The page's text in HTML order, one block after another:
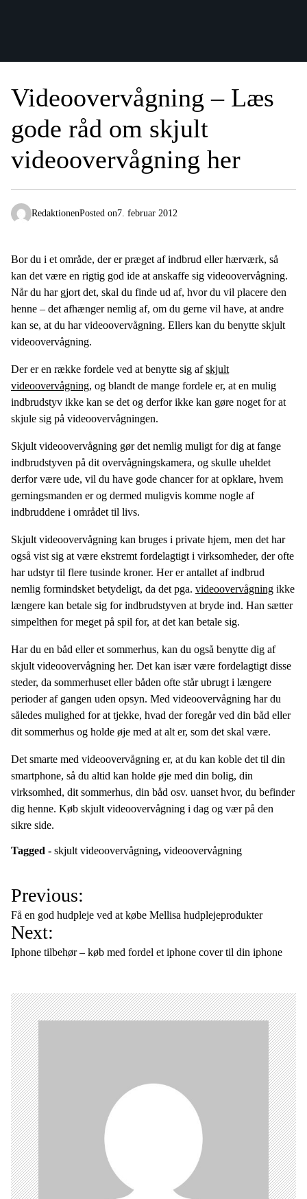
Videoovervågning – Læs
gode råd om skjult
videoovervågning her
RedaktionenPosted on7. februar 2012
Bor du i et område, der er præget af indbrud eller hærværk, så
kan det være en rigtig god ide at anskaffe sig videoovervågning.
Når du har gjort det, skal du finde ud af, hvor du vil placere den
henne – det afhænger nemlig af, om du gerne vil have, at andre
kan se, at du har videoovervågning. Ellers kan du benytte skjult
videoovervågning.
Der er en række fordele ved at benytte sig afskjult
videoovervågning, og blandt de mange fordele er, at en mulig
indbrudstyv ikke kan se det og derfor ikke kan gøre noget for at
skjule sig på videoovervågningen.
Skjult videoovervågning gør det nemlig muligt for dig at fange
indbrudstyven på dit overvågningskamera, og skulle uheldet
derfor være ude, vil du have gode chancer for at opklare, hvem
gerningsmanden er og dermed muligvis komme nogle af
indbruddene i området til livs.
Skjult videoovervågning kan bruges i private hjem, men det har
også vist sig at være ekstremt fordelagtigt i virksomheder, der ofte
har udstyr til flere tusinde kroner. Her er antallet af indbrud
nemlig formindsket betydeligt, da det pga. videoovervågning ikke
længere kan betale sig for indbrudstyven at bryde ind. Han sætter
simpelthen for meget på spil for, at det kan betale sig.
Har du en båd eller et sommerhus, kan du også benytte dig af
skjult videoovervågning her. Det kan især være fordelagtigt disse
steder, da sommerhuset eller båden ofte står ubrugt i længere
perioder af gangen uden opsyn. Med videoovervågning har du
således mulighed for at tjekke, hvad der foregår ved din båd eller
dit sommerhus og holde øje med at alt er, som det skal være.
Det smarte med videoovervågning er, at du kan koble det til din
smartphone, så du altid kan holde øje med din bolig, din
virksomhed, dit sommerhus, din båd osv. uanset hvor, du befinder
dig henne. Køb skjult videoovervågning i dag og vær på den
sikre side.
Tagged - skjult videoovervågning, videoovervågning
I
n
d
l
s
n
a
v
i
g
a
t
i
o
n
Previous:
Få en god hudpleje ved at købe Mellisa hudplejeprodukter
Next:
Iphone tilbehør – køb med fordel et iphone cover til din iphone